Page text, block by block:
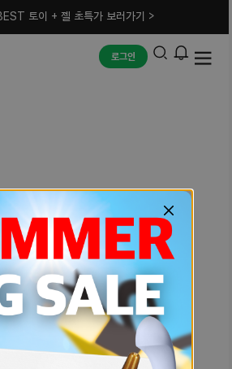
토이 + 젤 초특가 보러가기 >
로그인
예상치 못한 에러입니다.